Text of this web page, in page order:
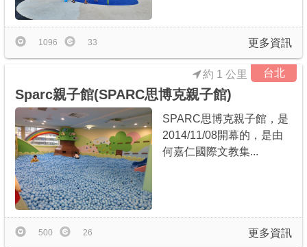
更多資訊
1096 33
台北
約 1 公里
Sparc親子館(SPARC思博克親子館)
SPARC思博克親子館，是
2014/11/08開幕的，是由
何嘉仁國際文教集...
更多資訊
500 26